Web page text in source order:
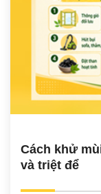
Cách khử
và triệt để